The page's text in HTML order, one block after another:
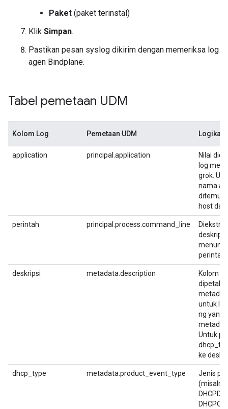
Paket (paket terinstal)
Klik Simpan.
Pastikan pesan syslog dikirim dengan memeriksa log
agen Bindplane.
Tabel pemetaan UDM
Kolom Log Pemetaan UDM Logika
application principal.application
Nilai
log
grok.
nama
host
perintah principal.process.command_line
perintah.
deskripsi metadata.description
Kolom
untuk
ng yang
Untuk
ke
dhcp_type metadata.product_event_type
Jenis